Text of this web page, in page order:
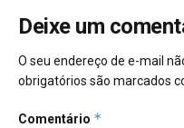
Deixe um
O seu endereço de e-mail
obrigatórios são marcados
Comentário *